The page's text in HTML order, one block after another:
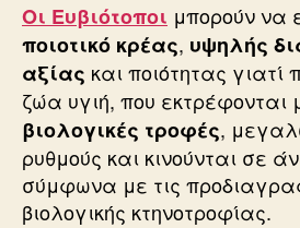
Οι Ευβιότοποι μπορούν να
ποιοτικό κρέας, υψηλής
αξίας και ποιότητας
ζώα υγιή, που εκτρέφονται
βιολογικές τροφές,
ρυθμούς και κινούνται σε
σύμφωνα με τις
βιολογικής κτηνοτροφίας.